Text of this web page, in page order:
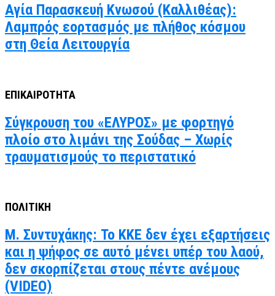
Αγία Παρασκευή Κνωσού (Καλλιθέας):
Λαμπρός εορτασμός με πλήθος κόσμου
στη Θεία Λειτουργία
ΕΠΙΚΑΙΡΟΤΗΤΑ
Σύγκρουση του «ΕΛΥΡΟΣ» με φορτηγό
πλοίο στο λιμάνι της Σούδας – Χωρίς
τραυματισμούς το περιστατικό
ΠΟΛΙΤΙΚΗ
Μ. Συντυχάκης: Το ΚΚΕ δεν έχει εξαρτήσεις
και η ψήφος σε αυτό μένει υπέρ του λαού,
δεν σκορπίζεται στους πέντε ανέμους
(VIDEO)